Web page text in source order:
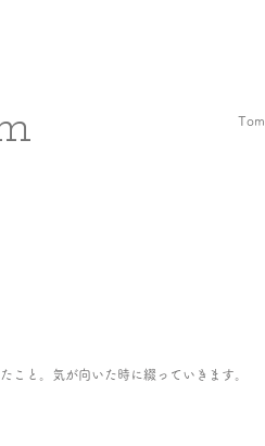
こと。気が向いた時に綴っていきます。